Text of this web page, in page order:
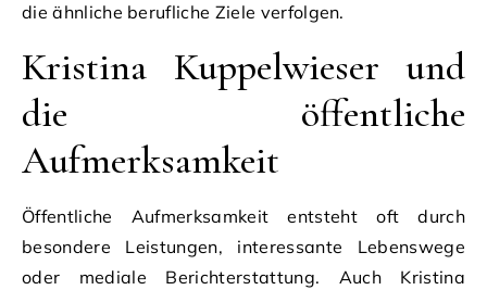
die ähnliche berufliche Ziele verfolgen.
Kristina Kuppelwieser und
die öffentliche
Aufmerksamkeit
Öffentliche Aufmerksamkeit entsteht oft durch
besondere Leistungen, interessante Lebenswege
oder mediale Berichterstattung. Auch Kristina